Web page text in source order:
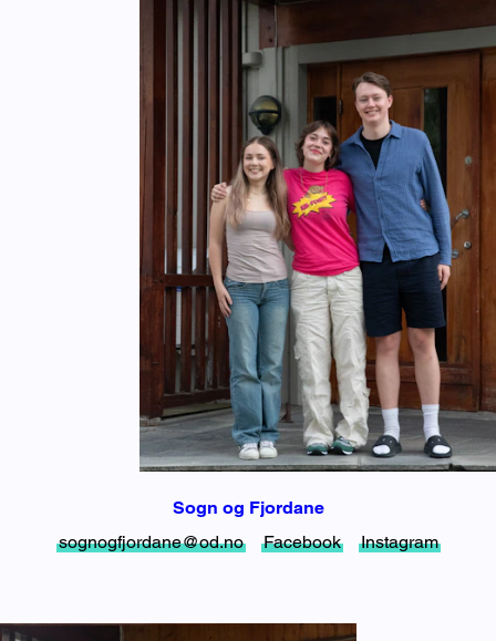
Sogn og Fjordane
sognogfjordane@od.no
Facebook Instagram